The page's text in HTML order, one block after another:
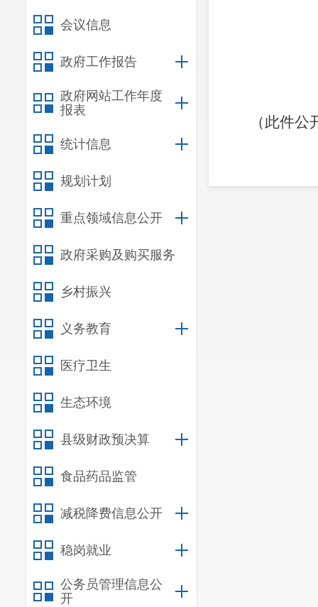
会议信息
政府工作报告
政府网站工作年度
报表
统计信息
规划计划
重点领域信息公开
政府采购及购买服务
乡村振兴
义务教育
医疗卫生
生态环境
县级财政预决算
食品药品监管
减税降费信息公开
稳岗就业
公务员管理信息公
开
（此件公